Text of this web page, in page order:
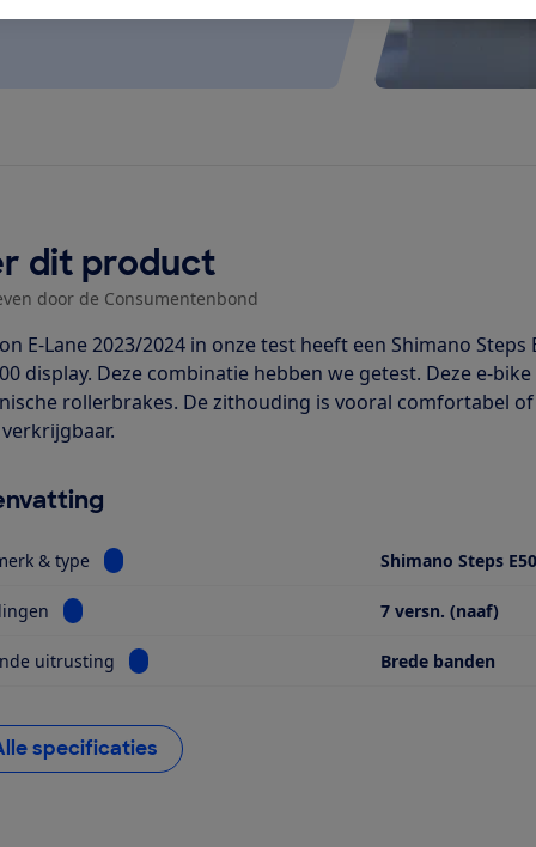
dit product
door de Consumentenbond
E-Lane 2023/2024 in onze test heeft een Shimano
display. Deze combinatie hebben we getest. Deze e-
rollerbrakes. De zithouding is vooral comfortabel
& type Bekijk informatie voor Motor, merk & typeShimano Steps
Bekijk informatie voor Versnellingen 7 versn. (naaf)
uitrusting Bekijk informatie voor Opvallende uitrusting
Brede banden
specificaties